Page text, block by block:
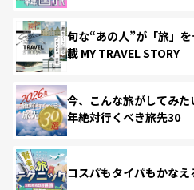
旬な“あの人”が「旅」
載 MY TRAVEL STORY
今、こんな旅がしてみ
年絶対行くべき旅先30
コスパもタイパもかな